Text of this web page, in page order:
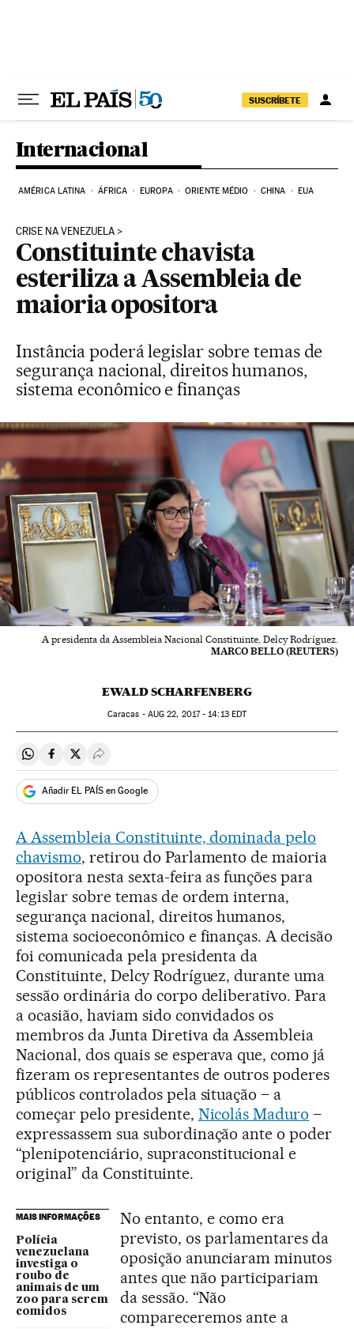
SUSCRÍBETE
Internacional
AMÉRICA LATINA ÁFRICA EUROPA ORIENTE MÉDIO CHINA EUA
CRISE NA VENEZUELA
Constituinte chavista
esteriliza a Assembleia de
maioria opositora
Instância poderá legislar sobre temas de
segurança nacional, direitos humanos,
sistema econômico e finanças
A presidenta da Assembleia Nacional Constituinte, Delcy Rodríguez.
MARCO BELLO (REUTERS)
EWALD SCHARFENBERG
Caracas - AUG 22, 2017 - 14:13EDT
Compartir en Whatsapp
Compartir en Facebook
Compartir en Twitter
Desplegar Redes Sociales
Añadir EL PAÍS en Google
A Assembleia Constituinte, dominada pelo
chavismo, retirou do Parlamento de maioria
opositora nesta sexta-feira as funções para
legislar sobre temas de ordem interna,
segurança nacional, direitos humanos,
sistema socioeconômico e finanças. A decisão
foi comunicada pela presidenta da
Constituinte, Delcy Rodríguez, durante uma
sessão ordinária do corpo deliberativo. Para
a ocasião, haviam sido convidados os
membros da Junta Diretiva da Assembleia
Nacional, dos quais se esperava que, como já
fizeram os representantes de outros poderes
públicos controlados pela situação – a
começar pelo presidente, Nicolás Maduro –
expressassem sua subordinação ante o poder
“plenipotenciário, supraconstitucional e
original” da Constituinte.
MAIS INFORMAÇÕES
Polícia
venezuelana
investiga o
roubo de
animais de um
zoo para serem
comidos
No entanto, e como era
previsto, os parlamentares da
oposição anunciaram minutos
antes que não participariam
da sessão. “Não
compareceremos ante a